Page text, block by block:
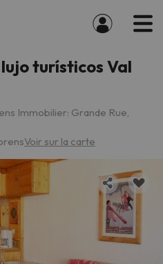
turísticos Val
Immobilier: Grande Rue,
Voir sur la carte